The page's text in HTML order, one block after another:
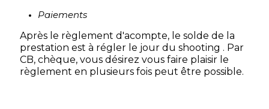
Paiements
Après le règlement d'acompte, le solde de la
prestation est à régler le jour du shooting . Par
CB, chèque, vous désirez vous faire plaisir le
règlement en plusieurs fois peut être possible.